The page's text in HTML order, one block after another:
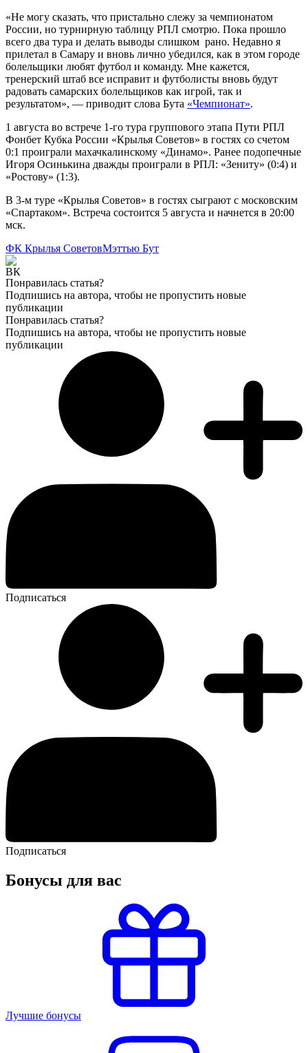
«Не могу сказать, что пристально слежу за чемпионатом
России, но турнирную таблицу РПЛ смотрю. Пока прошло
всего два тура и делать выводы слишком рано. Недавно я
прилетал в Самару и вновь лично убедился, как в этом городе
болельщики любят футбол и команду. Мне кажется,
тренерский штаб все исправит и футболисты вновь будут
радовать самарских болельщиков как игрой, так и
результатом», — приводит слова Бута «Чемпионат».
1 августа во встрече 1-го тура группового этапа Пути РПЛ
Фонбет Кубка России «Крылья Советов» в гостях со счетом
0:1 проиграли махачкалинскому «Динамо». Ранее подопечные
Игоря Осинькина дважды проиграли в РПЛ: «Зениту» (0:4) и
«Ростову» (1:3).
В 3-м туре «Крылья Советов» в гостях сыграют с московским
«Спартаком». Встреча состоится 5 августа и начнется в 20:00
мск.
ФК Крылья СоветовМэттью Бут
Понравилась статья?
Подпишись на автора, чтобы не пропустить новые
публикации
Понравилась статья?
Подпишись на автора, чтобы не пропустить новые
публикации
Подписаться
Подписаться
Бонусы для вас
Лучшие бонусы